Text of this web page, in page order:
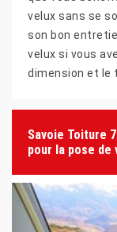
velux sans se
son bon
velux si vous
dimension et le
Savoie Toiture
pour la pose de